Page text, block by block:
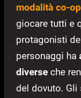
modalità co-op
giocare tutti e
protagonisti
personaggi ha
diverse che
del dovuto.